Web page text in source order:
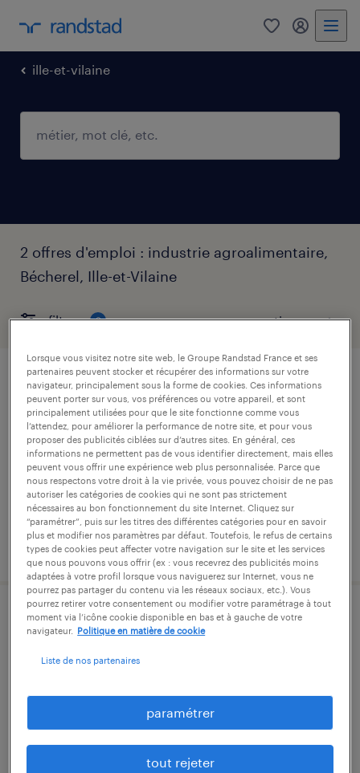
0 mon
ille-et-vilaine
2 offres d'emploi : industrie agroalimentaire,
Bécherel, Ille-et-Vilaine
filtres 2
agent de production agroalimentaire
(f/h)
bécherel, ille-et-vilaine
intérim
12,39 € par heure
publié le 31 juillet 2026
operateur de conditionnement
12,39 € par heure
Lorsque vous visitez notre site web, le Groupe Randstad France et ses
partenaires peuvent stocker et récupérer des informations sur votre
navigateur, principalement sous la forme de cookies. Ces informations
peuvent porter sur vous, vos préférences ou votre appareil, et sont
principalement utilisées pour que le site fonctionne comme vous
l’attendez, pour améliorer la performance de notre site, et pour vous
proposer des publicités ciblées sur d’autres sites. En général, ces
informations ne permettent pas de vous identifier directement, mais elles
peuvent vous offrir une expérience web plus personnalisée. Parce que
nous respectons votre droit à la vie privée, vous pouvez choisir de ne pas
autoriser les catégories de cookies qui ne sont pas strictement
nécessaires au bon fonctionnement du site Internet. Cliquez sur
“paramétrer”, puis sur les titres des différentes catégories pour en savoir
plus et modifier nos paramètres par défaut. Toutefois, le refus de certains
types de cookies peut affecter votre navigation sur le site et les services
que nous pouvons vous offrir (ex : vous recevrez des publicités moins
adaptées à votre profil lorsque vous naviguerez sur Internet, vous ne
pourrez pas partager du contenu via les réseaux sociaux, etc.). Vous
pourrez retirer votre consentement ou modifier votre paramétrage à tout
moment via l’icône cookie disponible en bas et à gauche de votre
navigateur.
Politique en matière de cookie
Liste de nos partenaires
paramétrer
tout rejeter